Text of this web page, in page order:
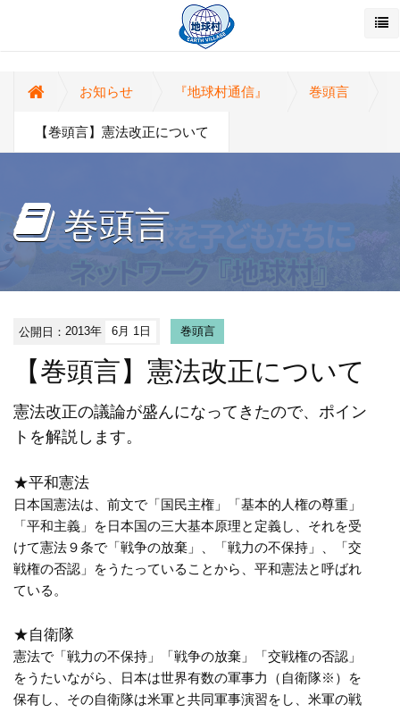
お知らせ 『地球村通信』 巻頭言
【巻頭言】憲法改正について
巻頭言
公開日：2013年 6月 1日 巻頭言
【巻頭言】憲法改正について
憲法改正の議論が盛んになってきたので、ポイン
トを解説します。
★平和憲法
日本国憲法は、前文で「国民主権」「基本的人権の尊重」
「平和主義」を日本国の三大基本原理と定義し、それを受
けて憲法９条で「戦争の放棄」、「戦力の不保持」、「交
戦権の否認」をうたっていることから、平和憲法と呼ばれ
ている。
★自衛隊
憲法で「戦力の不保持」「戦争の放棄」「交戦権の否認」
をうたいながら、日本は世界有数の軍事力（自衛隊※）を
保有し、その自衛隊は米軍と共同軍事演習をし、米軍の戦